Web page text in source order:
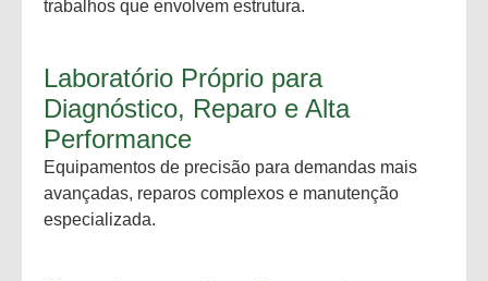
trabalhos que envolvem estrutura.
Laboratório Próprio para
Diagnóstico, Reparo e Alta
Performance
Equipamentos de precisão para demandas mais
avançadas, reparos complexos e manutenção
especializada.